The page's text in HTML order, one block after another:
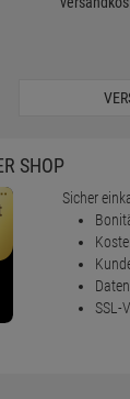
SHOP
Sicher
SSL-